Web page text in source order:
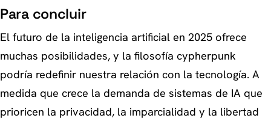
Para concluir
El futuro de la inteligencia artificial en 2025 ofrece
muchas posibilidades, y la filosofía cypherpunk
podría redefinir nuestra relación con la tecnología. A
medida que crece la demanda de sistemas de IA que
prioricen la privacidad, la imparcialidad y la libertad